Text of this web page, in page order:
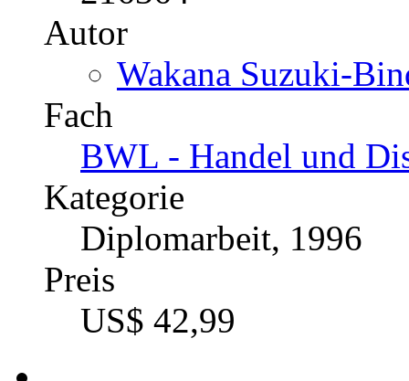
Der japanische
USA
Eine kritische
Katalognummer
216364
Autor
Wakana Suzuki-